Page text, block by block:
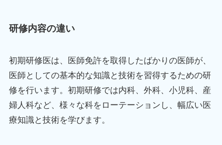
研修内容の違い
初期研修医は、医師免許を取得したばかりの医師が、
医師としての基本的な知識と技術を習得するための研
修を行います。初期研修では内科、外科、小児科、産
婦人科など、様々な科をローテーションし、幅広い医
療知識と技術を学びます。